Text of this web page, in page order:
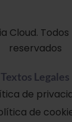
Cloud.
reservados
Textos Legales
de
de